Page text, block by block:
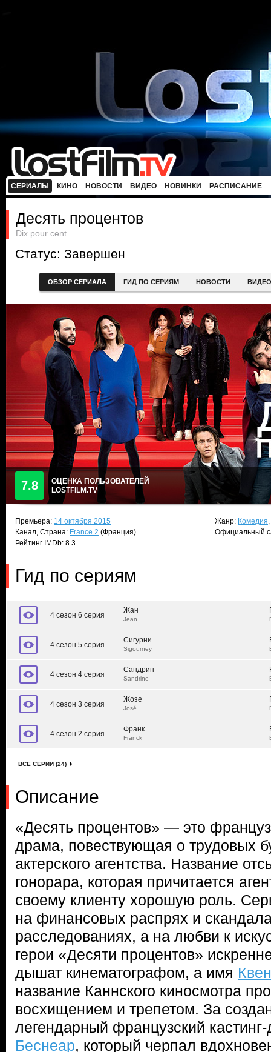
СЕРИАЛЫ КИНО НОВОСТИ ВИДЕО НОВИНКИ РАСПИСАНИЕ
Десять процентов
Dix pour cent
Статус: Завершен
ОБЗОР СЕРИАЛА ГИД ПО СЕРИЯМ НОВОСТИ ВИДЕО
7.8
ОЦЕНКА ПОЛЬЗОВАТЕЛЕЙ
LOSTFILM.TV
Премьера: 14 октября 2015
Канал, Страна: France 2 (Франция)
Рейтинг IMDb: 8.3
Жанр: Комедия,
Официальный
Гид по сериям
4 сезон 6 серия
Жан
Jean
4 сезон 5 серия
Сигурни
Sigourney
4 сезон 4 серия
Сандрин
Sandrine
4 сезон 3 серия
Жозе
José
4 сезон 2 серия
Франк
Franck
ВСЕ СЕРИИ (24)
Описание
«Десять процентов» — это
драма, повествующая о трудовых
актерского агентства. Название
гонорара, которая причитается
своему клиенту хорошую роль.
на финансовых распрях и
расследованиях, а на любви к
герои «Десяти процентов»
дышат кинематографом, а имя
название Каннского киносмотра
восхищением и трепетом. За
легендарный французский
Беснеар, который черпал